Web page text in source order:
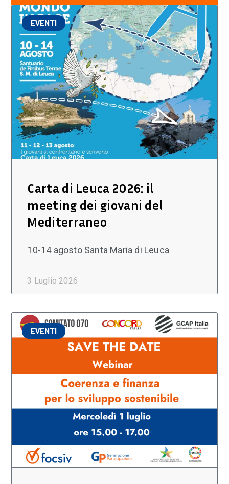
EVENTI
Carta di Leuca 2026: il
meeting dei giovani del
Mediterraneo
10-14 agosto Santa Maria di Leuca
3 Luglio 2026
EVENTI